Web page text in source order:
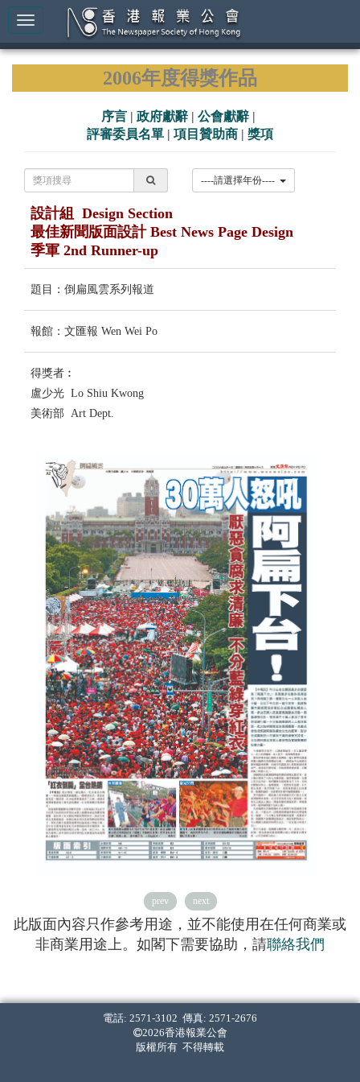
2006年度得獎作品
序言 | 政府獻辭 | 公會獻辭 |
評審委員名單 | 項目贊助商 | 獎項
設計組 Design Section
最佳新聞版面設計 Best News Page Design
季軍 2nd Runner-up
題目：倒扁風雲系列報道
報館：文匯報 Wen Wei Po
得獎者︰
盧少光 Lo Shiu Kwong
美術部 Art Dept.
prev next
此版面內容只作參考用途，並不能使用在任何商業或
非商業用途上。如閣下需要協助，請聯絡我們
電話: 2571-3102 傳真: 2571-2676
2026香港報業公會
版權所有 不得轉載